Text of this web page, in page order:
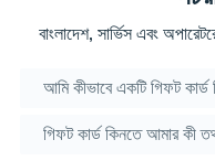
বাংলাদেশ, সার্ভিস এবং
আমি কীভাবে একটি গিফট কার্ড
গিফট কার্ড কিনতে আমার কী